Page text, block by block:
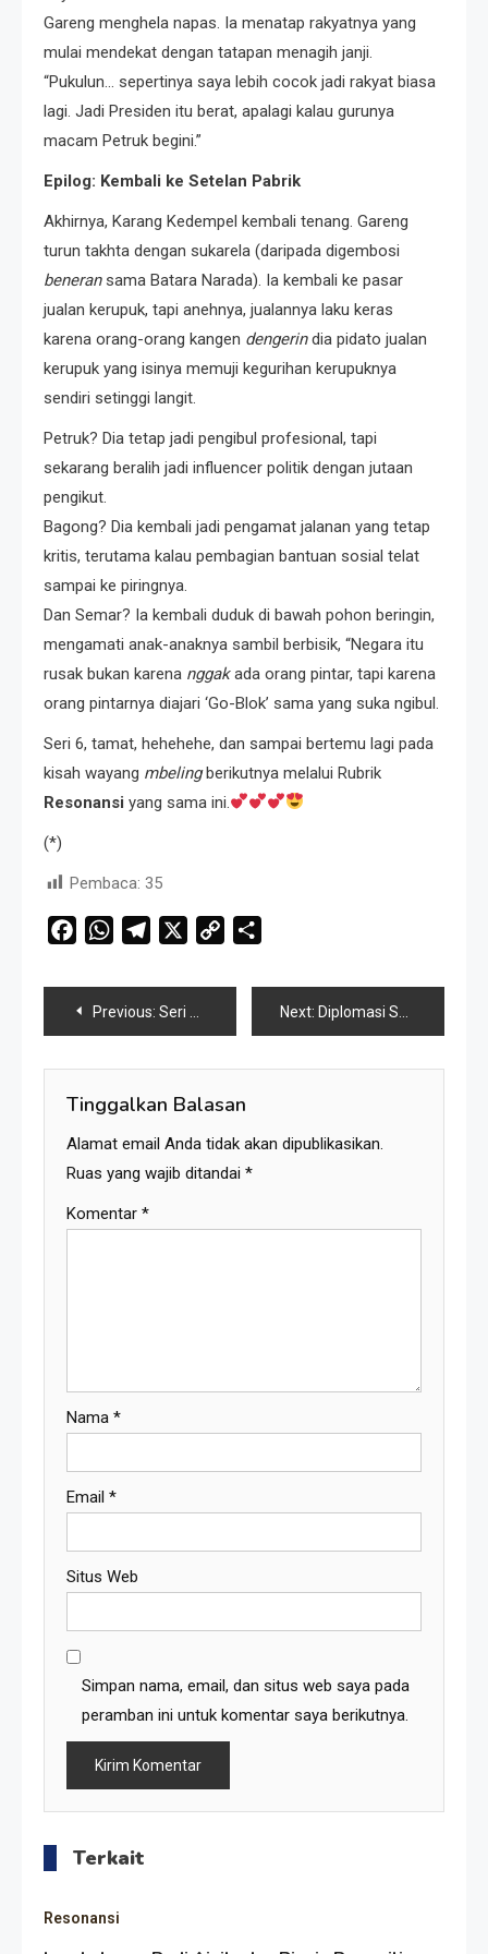
Gareng menghela napas. Ia menatap rakyatnya yang
mulai mendekat dengan tatapan menagih janji.
“Pukulun… sepertinya saya lebih cocok jadi rakyat biasa
lagi. Jadi Presiden itu berat, apalagi kalau gurunya
macam Petruk begini.”
Epilog: Kembali ke Setelan Pabrik
Akhirnya, Karang Kedempel kembali tenang. Gareng
turun takhta dengan sukarela (daripada digembosi
beneransama Batara Narada). Ia kembali ke pasar
jualan kerupuk, tapi anehnya, jualannya laku keras
karena orang-orang kangen dengerindia pidato jualan
kerupuk yang isinya memuji kegurihan kerupuknya
sendiri setinggi langit.
Petruk? Dia tetap jadi pengibul profesional, tapi
sekarang beralih jadi influencer politik dengan jutaan
pengikut.
Bagong? Dia kembali jadi pengamat jalanan yang tetap
kritis, terutama kalau pembagian bantuan sosial telat
sampai ke piringnya.
Dan Semar? Ia kembali duduk di bawah pohon beringin,
mengamati anak-anaknya sambil berbisik, “Negara itu
rusak bukan karena nggakada orang pintar, tapi karena
orang pintarnya diajari ‘Go-Blok’ sama yang suka ngibul.
Seri 6, tamat, hehehehe, dan sampai bertemu lagi pada
kisah wayang mbelingberikutnya melalui Rubrik
Resonansi yang sama ini.
(*)
Pembaca: 35
FacebookWhatsAppTelegram
Copy
Navigasi
pos
Previous: Seri 5: Republik Karang Kedempel, Gareng Reshuffle Kabinet Go-Blok Bersatu Next: Diplomasi Sayur Asem, Saat Negara Seukuran Jempol Mau Mendamaikan Dunia yang Nyaris Kiamat
Tinggalkan Balasan
Alamat email Anda tidak akan dipublikasikan.
Ruas yang wajib ditandai *
Komentar *
Nama *
Email *
Situs Web
Simpan nama, email, dan situs web saya pada
peramban ini untuk komentar saya berikutnya.
Terkait
Resonansi